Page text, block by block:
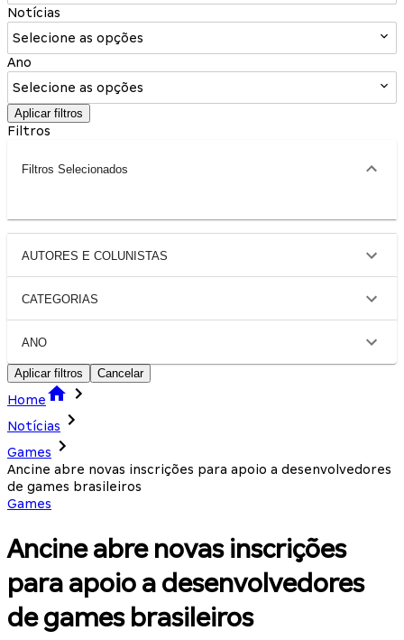
Notícias
Selecione as opções
Ano
Selecione as opções
Aplicar filtros
Filtros
Filtros Selecionados
AUTORES E COLUNISTAS
CATEGORIAS
ANO
Aplicar filtros Cancelar
Home
Notícias
Games
Ancine abre novas inscrições para apoio a desenvolvedores
de games brasileiros
Games
Ancine abre novas inscrições
para apoio a desenvolvedores
de games brasileiros